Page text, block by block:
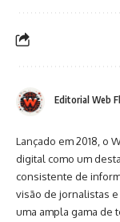
Editorial Web
Lançado em 2018, o
digital como um
consistente de
visão de jornalistas
uma ampla gama de